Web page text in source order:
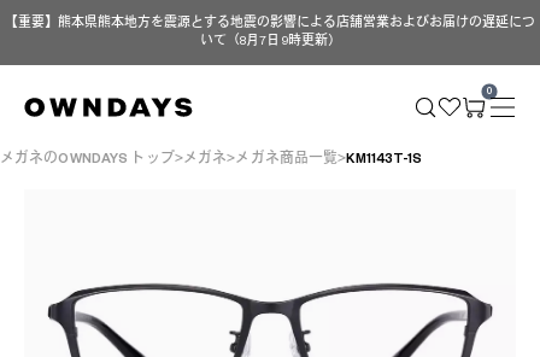
【重要】熊本県熊本地方を震源とする地震の影響による店舗営業およびお届けの遅延につ
いて（8月7日 9時更新）
0
メガネのOWNDAYS トップ メガネ メガネ商品一覧 KM1143T-1S